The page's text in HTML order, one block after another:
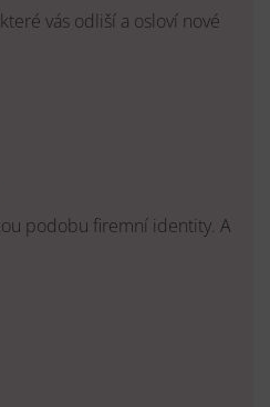
vás odliší a osloví nové
podobu firemní identity. A